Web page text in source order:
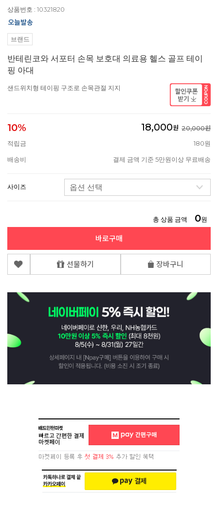
상품번호 : 10321820
브랜드
반테린코와 서포터 손목 보호대 의료용 헬스 골프 테이
핑 아대
샌드위치형 테이핑 구조로 손목관절 지지
10% 18,000원 20,000원
적립금
180원
배송비 결제 금액 기준 5만원이상 무료배송
사이즈
총 상품 금액 0원
바로구매
선물하기 장바구니